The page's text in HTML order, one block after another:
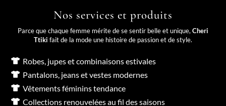
Nos services et produits
Parce que chaque femme mérite de se sentir belle et unique, Cheri
Ttiki fait de la mode une histoire de passion et de style.
 Robes, jupes et combinaisons estivales
 Pantalons, jeans et vestes modernes
 Vêtements féminins tendance
 Collections renouvelées au fil des saisons